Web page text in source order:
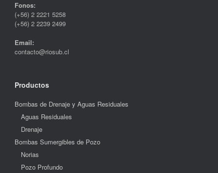
Fonos:
(+56) 2 2221 5258
(+56) 2 2239 2499
Email:
contacto@riosub.cl
Productos
Bombas de Drenaje y Aguas Residuales
Aguas Residuales
Drenaje
Bombas Sumergibles de Pozo
Norias
Pozo Profundo